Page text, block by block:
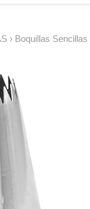
› Boquillas Sencillas